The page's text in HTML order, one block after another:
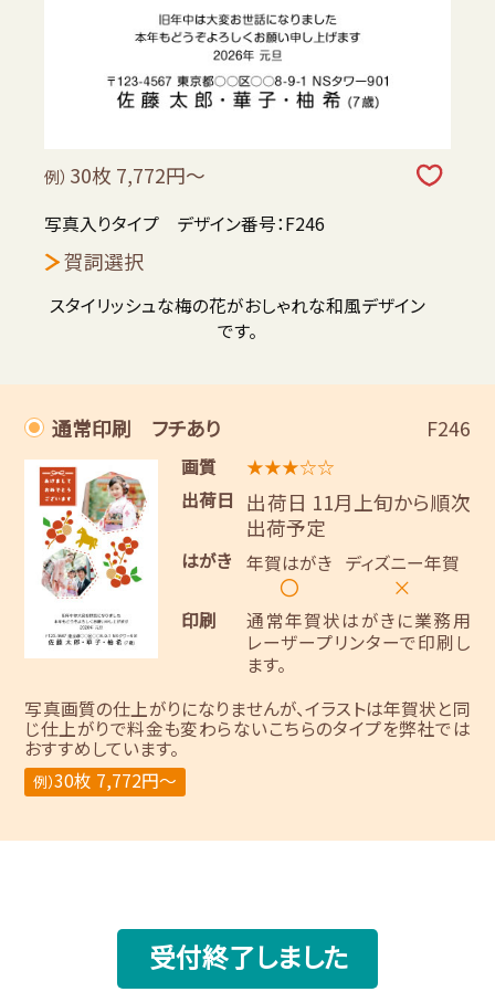
例） 30枚 7,772円～
写真入りタイプ デザイン番号：F246
賀詞選択
スタイリッシュな梅の花がおしゃれな和風デザイン
です。
通常印刷 フチあり F246
画質
★★★☆☆
出荷日
出荷日 11月上旬から順次
出荷予定
はがき 年賀はがき
〇
ディズニー年賀
×
印刷
通常年賀状はがきに業務用
レーザープリンターで印刷し
ます。
写真画質の仕上がりになりませんが、イラストは年賀状と同
じ仕上がりで料金も変わらないこちらのタイプを弊社では
おすすめしています。
例）30枚 7,772円～
受付終了しました